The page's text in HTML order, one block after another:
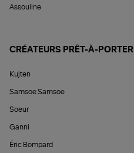
Assouline
CRÉATEURS PRÊT-À-PORTER
Kujten
Samsoe Samsoe
Soeur
Ganni
Éric Bompard